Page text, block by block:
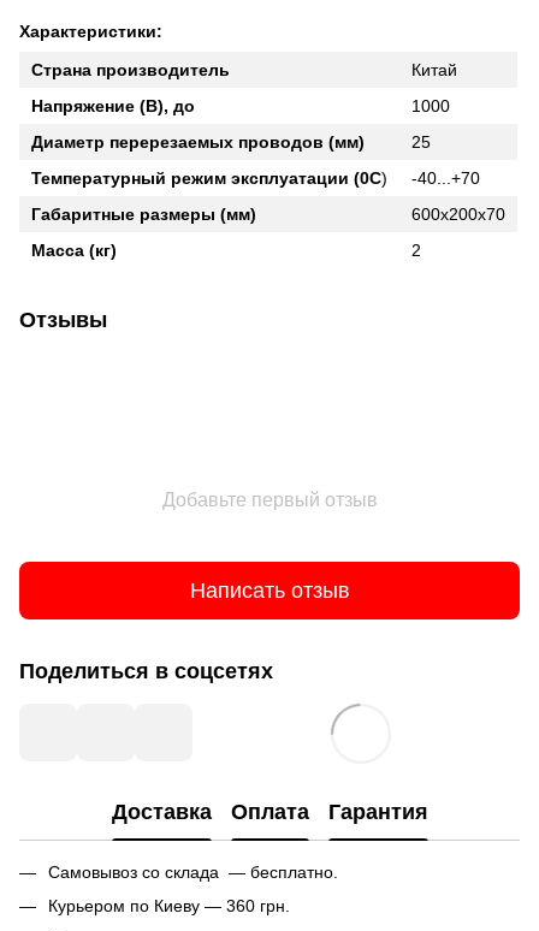
Характеристики:
Страна производитель
Китай
Напряжение (В), до
1000
Диаметр перерезаемых проводов (мм)
25
Температурный режим эксплуатации (0С)
-40...+70
Габаритные размеры (мм)
600х200х70
Масса (кг)
2
Отзывы
Добавьте первый отзыв
Написать отзыв
Поделиться в соцсетях
Доставка Оплата Гарантия
Самовывоз со склада — бесплатно.
Курьером по Киеву — 360 грн.